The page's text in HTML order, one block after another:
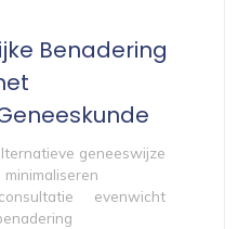
Benadering
geneeswijze
consultatie
evenwicht